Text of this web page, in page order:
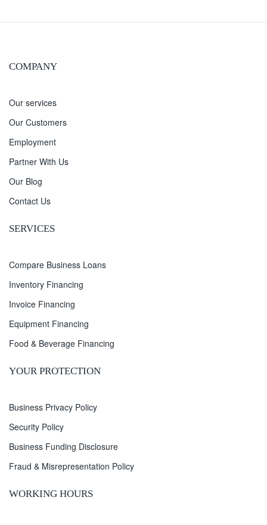
COMPANY
Our services
Our Customers
Employment
Partner With Us
Our Blog
Contact Us
SERVICES
Compare Business Loans
Inventory Financing
Invoice Financing
Equipment Financing
Food & Beverage Financing
YOUR PROTECTION
Business Privacy Policy
Security Policy
Business Funding Disclosure
Fraud & Misrepresentation Policy
WORKING HOURS